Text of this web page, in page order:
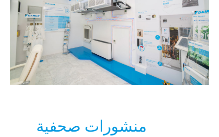
منشورات صحفية